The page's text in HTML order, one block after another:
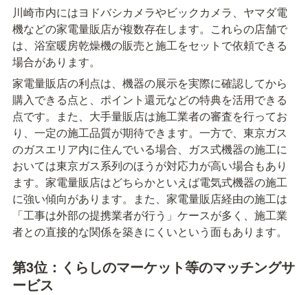
川崎市内にはヨドバシカメラやビックカメラ、ヤマダ電
機などの家電量販店が複数存在します。これらの店舗で
は、浴室暖房乾燥機の販売と施工をセットで依頼できる
場合があります。
家電量販店の利点は、機器の展示を実際に確認してから
購入できる点と、ポイント還元などの特典を活用できる
点です。また、大手量販店は施工業者の審査を行ってお
り、一定の施工品質が期待できます。一方で、東京ガス
のガスエリア内に住んでいる場合、ガス式機器の施工に
おいては東京ガス系列のほうが対応力が高い場合もあり
ます。家電量販店はどちらかといえば電気式機器の施工
に強い傾向があります。また、家電量販店経由の施工は
「工事は外部の提携業者が行う」ケースが多く、施工業
者との直接的な関係を築きにくいという面もあります。
第3位：くらしのマーケット等のマッチングサ
ービス